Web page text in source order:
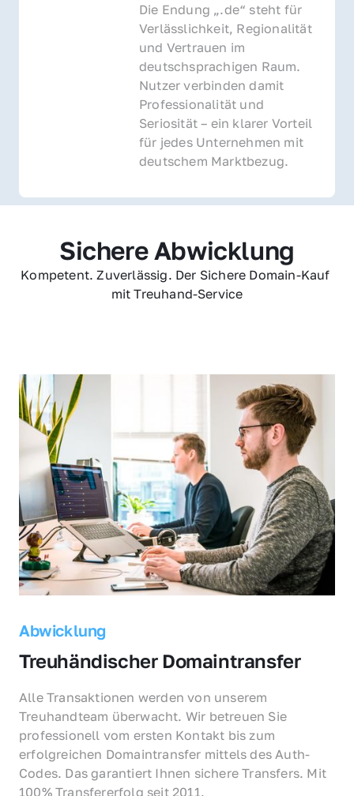
Die Endung „.de“ steht für
Verlässlichkeit, Regionalität
und Vertrauen im
deutschsprachigen Raum.
Nutzer verbinden damit
Professionalität und
Seriosität – ein klarer Vorteil
für jedes Unternehmen mit
deutschem Marktbezug.
Sichere Abwicklung
Kompetent. Zuverlässig. Der Sichere Domain-Kauf
mit Treuhand-Service
Abwicklung
Treuhändischer Domaintransfer
Alle Transaktionen werden von unserem
Treuhandteam überwacht. Wir betreuen Sie
professionell vom ersten Kontakt bis zum
erfolgreichen Domaintransfer mittels des Auth-
Codes. Das garantiert Ihnen sichere Transfers. Mit
100% Transfererfolg seit 2011.